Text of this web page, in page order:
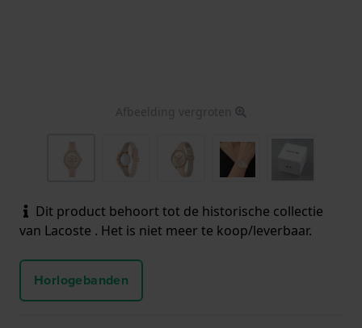
Afbeelding vergroten
Dit product behoort tot de historische collectie
van Lacoste . Het is niet meer te koop/leverbaar.
Horlogebanden